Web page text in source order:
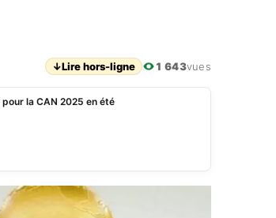
↓Lire hors-ligne 1 643vues
la CAN 2025 en été